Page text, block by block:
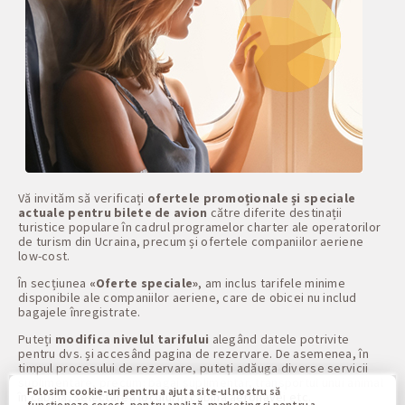
Vă invităm să verificați ofertele promoționale și speciale
actuale pentru bilete de avion către diferite destinații
turistice populare în cadrul programelor charter ale operatorilor
de turism din Ucraina, precum și ofertele companiilor aeriene
low-cost.
În secțiunea «Oferte speciale», am inclus tarifele minime
disponibile ale companiilor aeriene, care de obicei nu includ
bagajele înregistrate.
Puteți modifica nivelul tarifului alegând datele potrivite
pentru dvs. și accesând pagina de rezervare. De asemenea, în
timpul procesului de rezervare, puteți adăuga diverse servicii
în cabină, selectarea locului în cabina aeronavei etc.
Folosim cookie-uri pentru a ajuta site-ul nostru să